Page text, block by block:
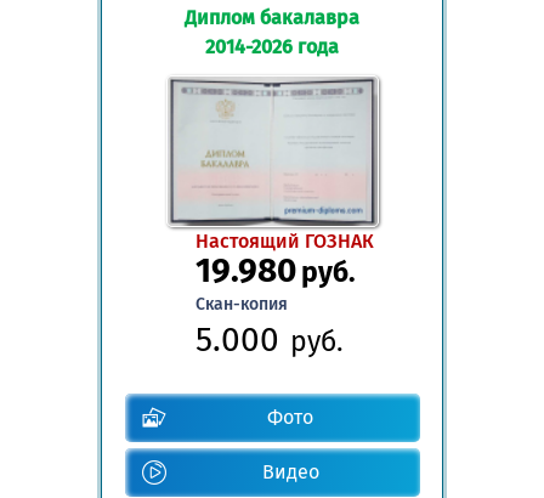
Диплом бакалавра
2014-2026 года
Настоящий ГОЗНАК
19.980руб.
Скан-копия
5.000 руб.
Фото
Видео